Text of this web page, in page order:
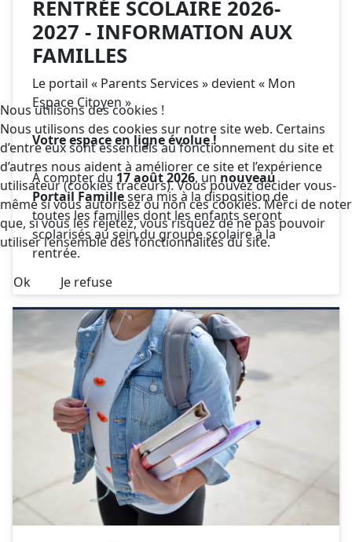
RENTRÉE SCOLAIRE 2026-
2027 - INFORMATION AUX
FAMILLES
Le portail « Parents Services » devient « Mon
Espace Citoyen »
Votre espace en ligne évolue !
À compter du 17 août 2026, un nouveau
Portail Famillesera mis à la disposition de
toutes les familles dont les enfants seront
scolarisés au sein du groupe scolaire à la
rentrée.
Nous utilisons des cookies !
Nous utilisons des cookies sur notre site web. Certains
d’entre eux sont essentiels au fonctionnement du site et
d’autres nous aident à améliorer ce site et l’expérience
utilisateur (cookies traceurs). Vous pouvez décider vous-
même si vous autorisez ou non ces cookies. Merci de noter
que, si vous les rejetez, vous risquez de ne pas pouvoir
utiliser l’ensemble des fonctionnalités du site.
Ok Je refuse